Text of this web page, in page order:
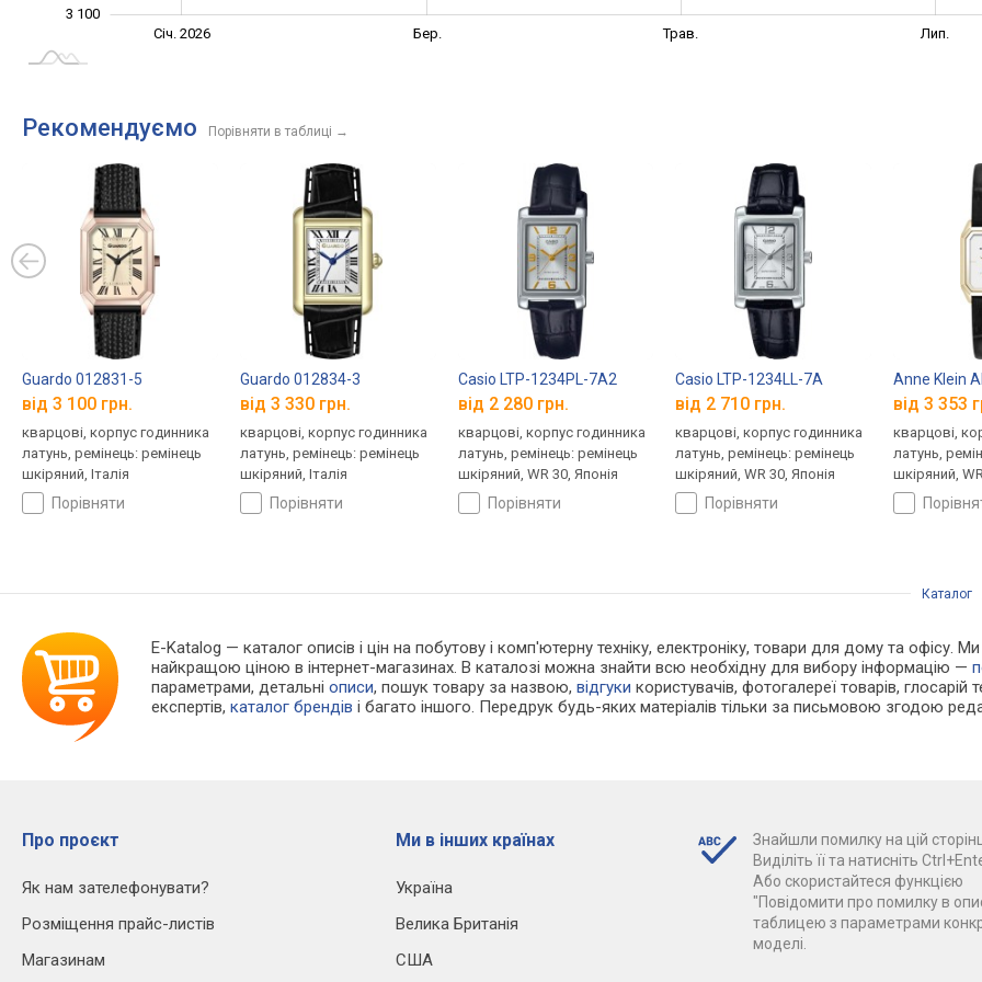
3 100
Січ. 2026 Бер. Трав. Лип.
Рекомендуємо Порівняти в таблиці →
Guardo 012831-5
від 3 100 грн.
кварцові, корпус годинника
латунь, ремінець: ремінець
шкіряний, Італія
порівняти
Guardo 012834-3
від 3 330 грн.
кварцові, корпус годинника
латунь, ремінець: ремінець
шкіряний, Італія
порівняти
Casio LTP-1234PL-7A2
від 2 280 грн.
кварцові, корпус годинника
латунь, ремінець: ремінець
шкіряний, WR 30, Японія
порівняти
Casio LTP-1234LL-7A
від 2 710 грн.
кварцові, корпус годинника
латунь, ремінець: ремінець
шкіряний, WR 30, Японія
порівняти
Anne Klein
від 3 353
кварцові,
латунь,
шкіряний,
Каталог
E-Katalog — каталог описів і цін на побутову і комп'ютерну техніку, електроніку, товари для дому та офісу.
найкращою ціною в інтернет-магазинах. В каталозі можна знайти всю необхідну для вибору інформацію —
параметрами, детальніописи, пошук товару за назвою,відгуки користувачів, фотогалереї товарів, глосарій
експертів,каталог брендів і багато іншого. Передрук будь-яких матеріалів тільки за письмовою згодою
Про проєкт
Як нам зателефонувати?
Розміщення прайс-листів
Магазинам
Ми в інших країнах
Україна
Велика Британія
США
Знайшли помилку на цій
Виділіть її та натисніть
Або скористайтеся функцією
"Повідомити про помилку в
таблицею з параметрами
моделі.